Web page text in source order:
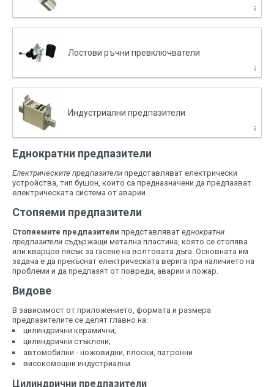
Лостови ръчни превключватели
Индустриални предпазители
Еднократни предпазители
Електрическите предпазители представляват електрически
устройства, тип бушон, които са предназначени да предпазват
електрическата система от аварии.
Стопяеми предпазители
Стопяемите предпазители представляват еднократни
предпазители съдържащи метална пластина, която се стопява
или кварцов пясък за гасене на волтовата дъга. Основната им
задача е да прекъснат електрическата верига при наличието на
проблеми и да предпазят от повреди, аварии и пожар.
Видове
В зависимост от приложението, формата и размера
предпазителите се делят главно на:
цилиндрични керамични;
цилиндрични стъклени;
автомобилни - ножовидни, плоски, патронни
високомощни индустриални
Цилиндрични предпазители